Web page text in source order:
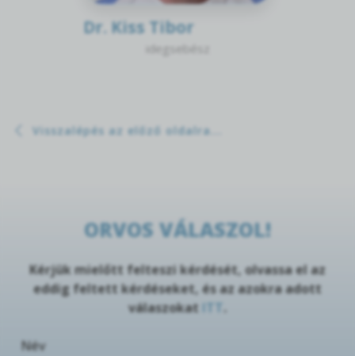
Dr. Kiss Tibor
idegsebész
Visszalépés az előző oldalra...
ORVOS VÁLASZOL!
Kérjük mielőtt felteszi kérdését, olvassa el az
eddig feltett kérdéseket, és az azokra adott
válaszokat
Név